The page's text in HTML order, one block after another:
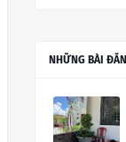
NHỮNG BÀI